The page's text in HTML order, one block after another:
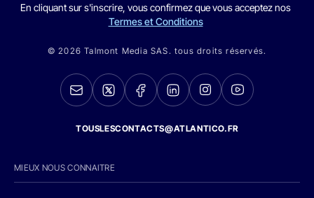
En cliquant sur s'inscrire, vous confirmez que vous acceptez nos
Termes et Conditions
© 2026 Talmont Media SAS. tous droits réservés.
TOUSLESCONTACTS@ATLANTICO.FR
MIEUX NOUS CONNAITRE